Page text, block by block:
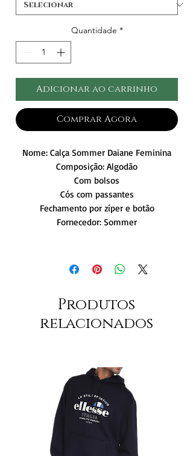
Quantidade *
Adicionar ao carrinho
Comprar Agora
Nome: Calça Sommer Daiane Feminina
Composição: Algodão
Com bolsos
Cós com passantes
Fechamento por zíper e botão
Fornecedor: Sommer
Produtos
relacionados